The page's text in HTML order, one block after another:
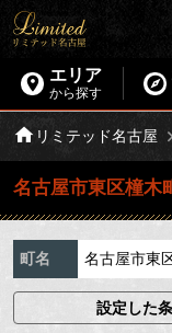
エリア
から探す
リミテッド名古屋
名古屋市東区橦木町
町名 名古屋市東
設定した